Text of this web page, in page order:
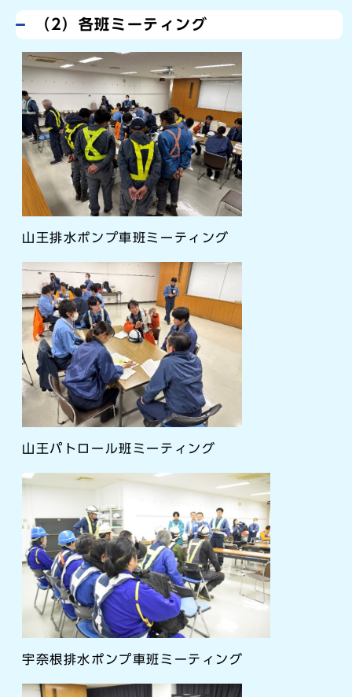
（2）各班ミーティング
山王排水ポンプ車班ミーティング
山王パトロール班ミーティング
宇奈根排水ポンプ車班ミーティング